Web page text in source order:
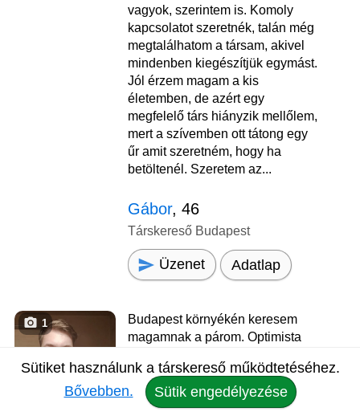
vagyok, szerintem is. Komoly
kapcsolatot szeretnék, talán még
megtalálhatom a társam, akivel
mindenben kiegészítjük egymást.
Jól érzem magam a kis
életemben, de azért egy
megfelelő társ hiányzik mellőlem,
mert a szívemben ott tátong egy
űr amit szeretném, hogy ha
betöltenél. Szeretem az...
Gábor, 46
Társkereső Budapest
Üzenet Adatlap
1
Budapest környékén keresem
magamnak a párom. Optimista
dolgok jó oldalát nézni és a
megoldásra koncentrálni.
Kedves, megértő páromat
Sütiket használunk a társkereső működtetéséhez.
Bővebben.
Sütik engedélyezése